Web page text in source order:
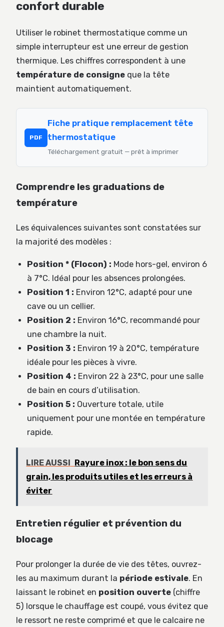
confort durable
Utiliser le robinet thermostatique comme un
simple interrupteur est une erreur de gestion
thermique. Les chiffres correspondent à une
température de consigne que la tête
maintient automatiquement.
PDF
Fiche pratique remplacement tête
thermostatique
Téléchargement gratuit — prêt à imprimer
Comprendre les graduations de
température
Les équivalences suivantes sont constatées sur
la majorité des modèles :
Position * (Flocon) : Mode hors-gel, environ 6
à 7°C. Idéal pour les absences prolongées.
Position 1 : Environ 12°C, adapté pour une
cave ou un cellier.
Position 2 : Environ 16°C, recommandé pour
une chambre la nuit.
Position 3 : Environ 19 à 20°C, température
idéale pour les pièces à vivre.
Position 4 : Environ 22 à 23°C, pour une salle
de bain en cours d’utilisation.
Position 5 : Ouverture totale, utile
uniquement pour une montée en température
rapide.
LIRE AUSSI Rayure inox : le bon sens du
grain, les produits utiles et les erreurs à
éviter
Entretien régulier et prévention du
blocage
Pour prolonger la durée de vie des têtes, ouvrez-
les au maximum durant la période estivale. En
laissant le robinet en position ouverte (chiffre
5) lorsque le chauffage est coupé, vous évitez que
le ressort ne reste comprimé et que le calcaire ne